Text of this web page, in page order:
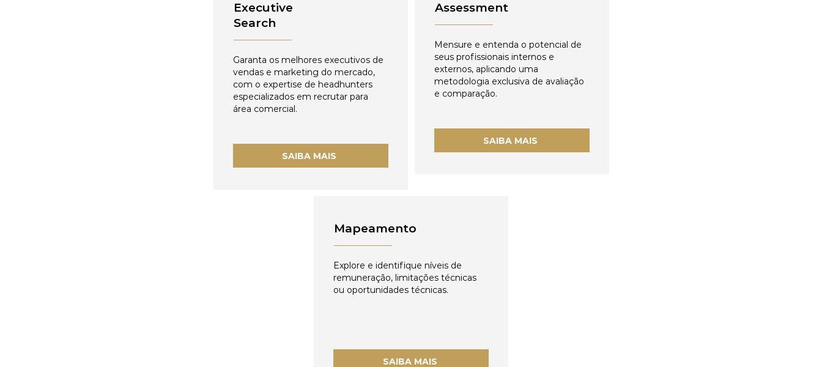
Executive
Search
Garanta os melhores executivos de
vendas e marketing do mercado,
com o expertise de headhunters
especializados em recrutar para
área comercial.
SAIBA MAIS
Assessment
Mensure e entenda o potencial de
seus profissionais internos e
externos, aplicando uma
metodologia exclusiva de avaliação
e comparação.
SAIBA MAIS
Mapeamento
Explore e identifique níveis de
remuneração, limitações técnicas
ou oportunidades técnicas.
SAIBA MAIS